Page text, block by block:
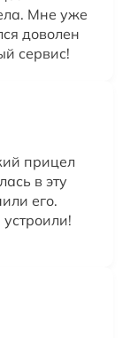
Мне уже
доволен
сервис!
прицел
в эту
его.